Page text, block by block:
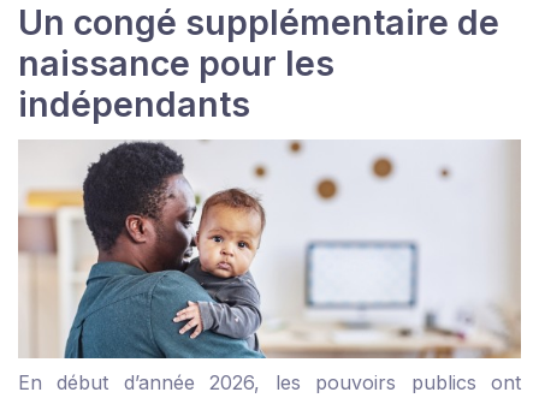
Un congé supplémentaire de
naissance pour les
indépendants
En début d’année 2026, les pouvoirs publics ont